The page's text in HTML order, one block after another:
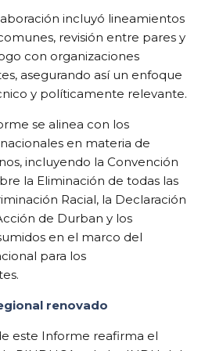
incluyó lineamientos
revisión entre pares y
con organizaciones
asegurando así un enfoque
y políticamente relevante.
se alinea con los
en materia de
incluyendo la Convención
la Eliminación de todas las
Racial, la Declaración
de Durban y los
en el marco del
para los
renovado
este Informe reafirma el